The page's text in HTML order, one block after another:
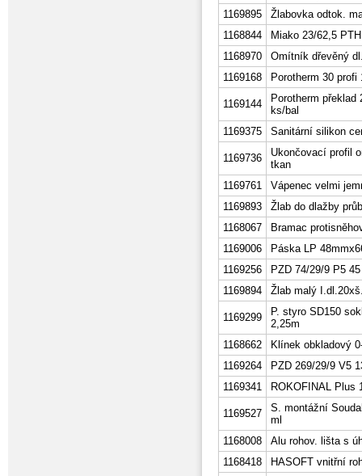
1169895
Žlabovka odtok.
1168844
Miako 23/62,5
1168970
Omítník dřevěný
1169168
Porotherm 30
1169144
Porotherm
ks/bal
1169375
Sanitární silikon
1169736
Ukončovací profil
tkan
1169761
Vápenec velmi
1169893
Žlab do dlažby
1168067
Bramac
1169006
Páska LP
1169256
PZD 74/29/9 P5
1169894
Žlab malý
1169299
P. styro SD150
2,25m
1168662
Klínek obkladový
1169264
PZD 269/29/9 V5
1169341
ROKOFINAL Plus
1169527
S. montážní
ml
1168008
Alu rohov. lišta s
1168418
HASOFT vnitřní